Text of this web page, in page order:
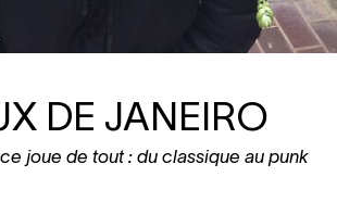
DE JANEIRO
joue de tout : du classique au punk